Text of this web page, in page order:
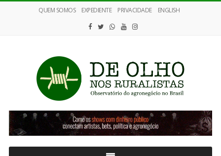
QUEM SOMOS EXPEDIENTE PRIVACIDADE ENGLISH
Olho
nos
Ruralistas